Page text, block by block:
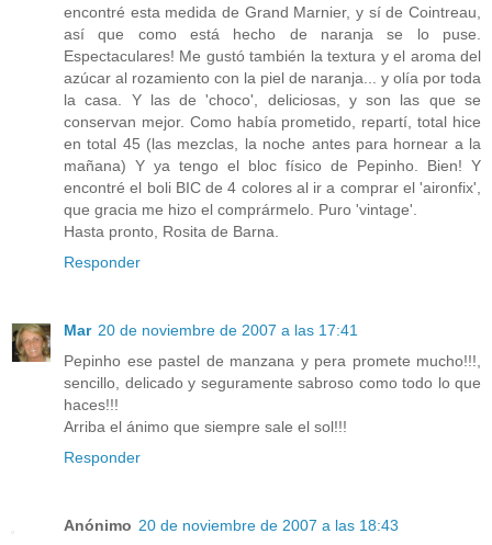
encontré esta medida de Grand Marnier, y sí de Cointreau,
así que como está hecho de naranja se lo puse.
Espectaculares! Me gustó también la textura y el aroma del
azúcar al rozamiento con la piel de naranja... y olía por toda
la casa. Y las de 'choco', deliciosas, y son las que se
conservan mejor. Como había prometido, repartí, total hice
en total 45 (las mezclas, la noche antes para hornear a la
mañana) Y ya tengo el bloc físico de Pepinho. Bien! Y
encontré el boli BIC de 4 colores al ir a comprar el 'aironfix',
que gracia me hizo el comprármelo. Puro 'vintage'.
Hasta pronto, Rosita de Barna.
Responder
Mar 20 de noviembre de 2007 a las 17:41
Pepinho ese pastel de manzana y pera promete mucho!!!,
sencillo, delicado y seguramente sabroso como todo lo que
haces!!!
Arriba el ánimo que siempre sale el sol!!!
Responder
Anónimo 20 de noviembre de 2007 a las 18:43